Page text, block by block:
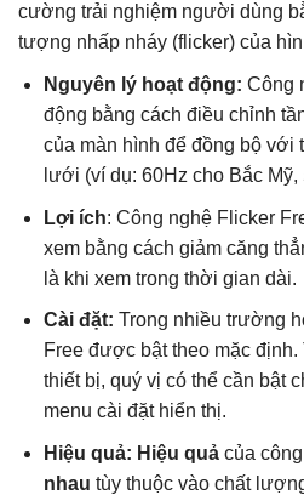
cường trải nghiệm người dùng
tượng nhấp nháy (flicker) của
Nguyên lý hoạt động: Công
động bằng cách điều chỉnh
của màn hình để đồng bộ với
lưới (ví dụ: 60Hz cho Bắc
Lợi ích: Công nghệ Flicker
xem bằng cách giảm căng
là khi xem trong thời gian dài.
Cài đặt: Trong nhiều trường
Free được bật theo mặc định.
thiết bị, quý vị có thể cần bật
menu cài đặt hiển thị.
Hiệu quả: Hiệu quảcủa
nhau tùy thuộc vào chất